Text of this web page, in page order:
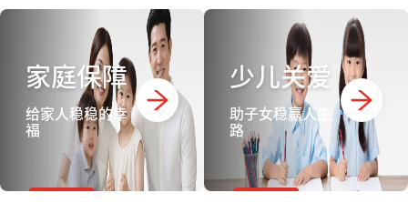
家庭保障
给家人稳稳的幸
福
少儿关爱
助子女稳赢人生
路